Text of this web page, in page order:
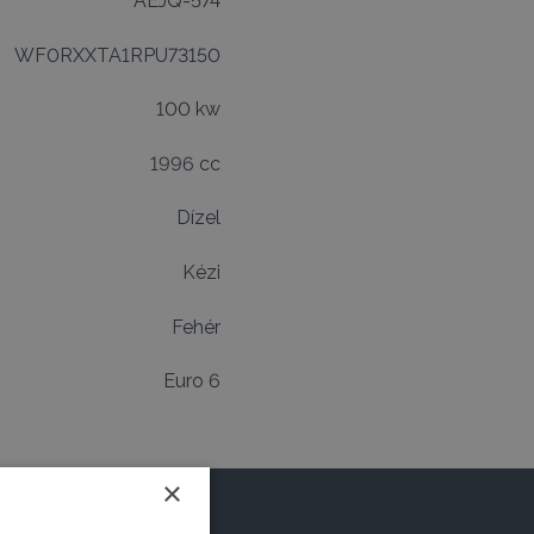
WF0RXXTA1RPU73150
100 kw
1996 cc
Dízel
Kézi
Fehér
Euro 6
×